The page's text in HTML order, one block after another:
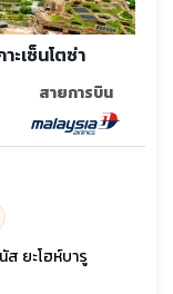
ะเซ็นโตซ่า
สายการบิน
ส ยะโฮห์บารู